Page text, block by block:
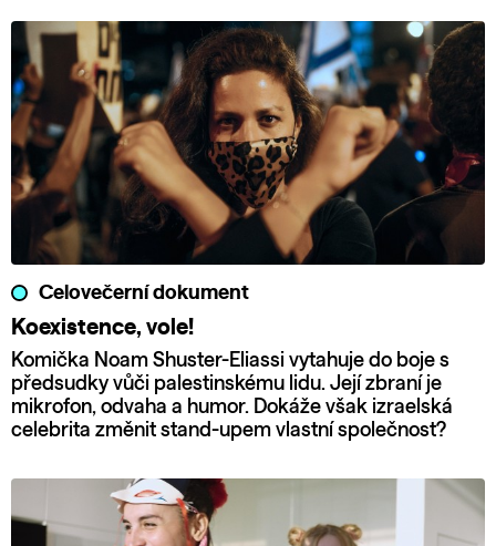
Celovečerní dokument
Koexistence, vole!
Komička Noam Shuster-Eliassi vytahuje do boje s
předsudky vůči palestinskému lidu. Její zbraní je
mikrofon, odvaha a humor. Dokáže však izraelská
celebrita změnit stand-upem vlastní společnost?